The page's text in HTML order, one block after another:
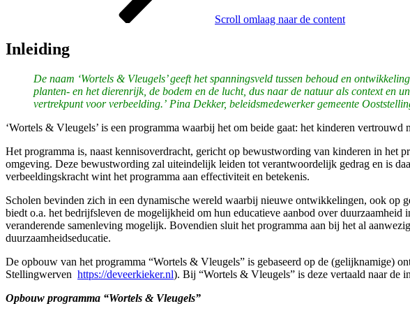
Scroll omlaag naar de content
Inleiding
De naam ‘Wortels & Vleugels’ geeft het spanningsveld tussen behoud en
planten- en het dierenrijk, de bodem en de lucht, dus naar de natuur als context en
vertrekpunt voor verbeelding.’ Pina Dekker, beleidsmedewerker gemeente
‘Wortels & Vleugels’ is een programma waarbij het om beide gaat: het kinderen
Het programma is, naast kennisoverdracht, gericht op bewustwording van kinderen in het
omgeving. Deze bewustwording zal uiteindelijk leiden tot verantwoordelijk gedrag en is
verbeeldingskracht wint het programma aan effectiviteit en betekenis.
Scholen bevinden zich in een dynamische wereld waarbij nieuwe ontwikkelingen, ook op
biedt o.a. het bedrijfsleven de mogelijkheid om hun educatieve aanbod over
veranderende samenleving mogelijk. Bovendien sluit het programma aan bij het al
duurzaamheidseducatie.
De opbouw van het programma “Wortels & Vleugels” is gebaseerd op de (gelijknamige)
Stellingwerven https://deveerkieker.nl). Bij “Wortels & Vleugels” is deze vertaald naar de
Opbouw programma “Wortels & Vleugels”